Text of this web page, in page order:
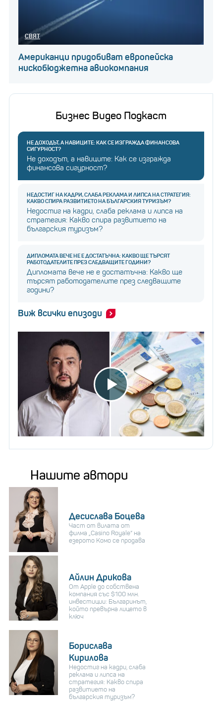
СВЯТ
Американци придобиват европейска
нискобюджетна авиокомпания
Бизнес Видео Подкаст
НЕ ДОХОДЪТ, А НАВИЦИТЕ: КАК СЕ ИЗГРАЖДА ФИНАНСОВА
СИГУРНОСТ?
Не доходът, а навиците: Как се изгражда
финансова сигурност?
НЕДОСТИГ НА КАДРИ, СЛАБА РЕКЛАМА И ЛИПСА НА СТРАТЕГИЯ:
КАКВО СПИРА РАЗВИТИЕТО НА БЪЛГАРСКИЯ ТУРИЗЪМ?
Недостиг на кадри, слаба реклама и липса на
стратегия: Какво спира развитието на
българския туризъм?
ДИПЛОМАТА ВЕЧЕ НЕ Е ДОСТАТЪЧНА: КАКВО ЩЕ ТЪРСЯТ
РАБОТОДАТЕЛИТЕ ПРЕЗ СЛЕДВАЩИТЕ ГОДИНИ?
Дипломата вече не е достатъчна: Какво ще
търсят работодателите през следващите
години?
Виж всички епизоди
Нашите автори
Десислава Боцева
Част от вилата от
филма „Casino Royale“ на
езерото Комо се продава
Айлин Дрикова
От Apple до собствена
компания със $100 млн.
инвестиции: Българинът,
който превърна лицето в
ключ
Борислава
Кирилова
Недостиг на кадри, слаба
реклама и липса на
стратегия: Какво спира
развитието на
българския туризъм?